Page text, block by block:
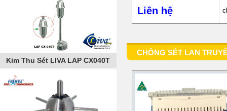
Kim Thu Sét LIVA LAP CX040T
Liên hệ
CHỐNG SÉT LAN